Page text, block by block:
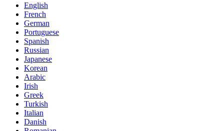
English
French
German
Portuguese
Spanish
Russian
Japanese
Korean
Arabic
Irish
Greek
Turkish
Italian
Danish